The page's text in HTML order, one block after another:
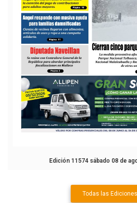
Edición 11574 sábado 08 de
Todas las Ediciones